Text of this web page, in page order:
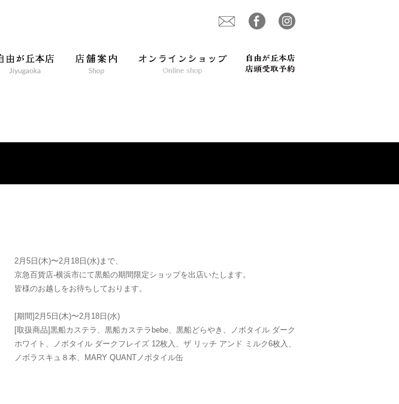
2月5日(木)〜2月18日(水)まで、
京急百貨店-横浜市にて黒船の期間限定ショップを出店いたします。
皆様のお越しをお待ちしております。
[期間]2月5日(木)〜2月18日(水)
[取扱商品]黒船カステラ、黒船カステラbebe、黒船どらやき、ノボタイル ダーク
ホワイト、ノボタイル ダークフレイズ 12枚入、ザ リッチ アンド ミルク6枚入、
ノボラスキュ８本、MARY QUANTノボタイル缶